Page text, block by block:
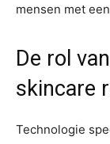
mensen met
De rol
skincare
Technologie